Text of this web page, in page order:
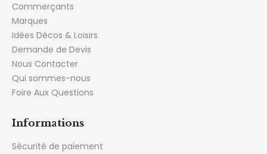
Commerçants
Marques
Idées Décos & Loisirs
Demande de Devis
Nous Contacter
Qui sommes-nous
Foire Aux Questions
Informations
Sécurité de paiement